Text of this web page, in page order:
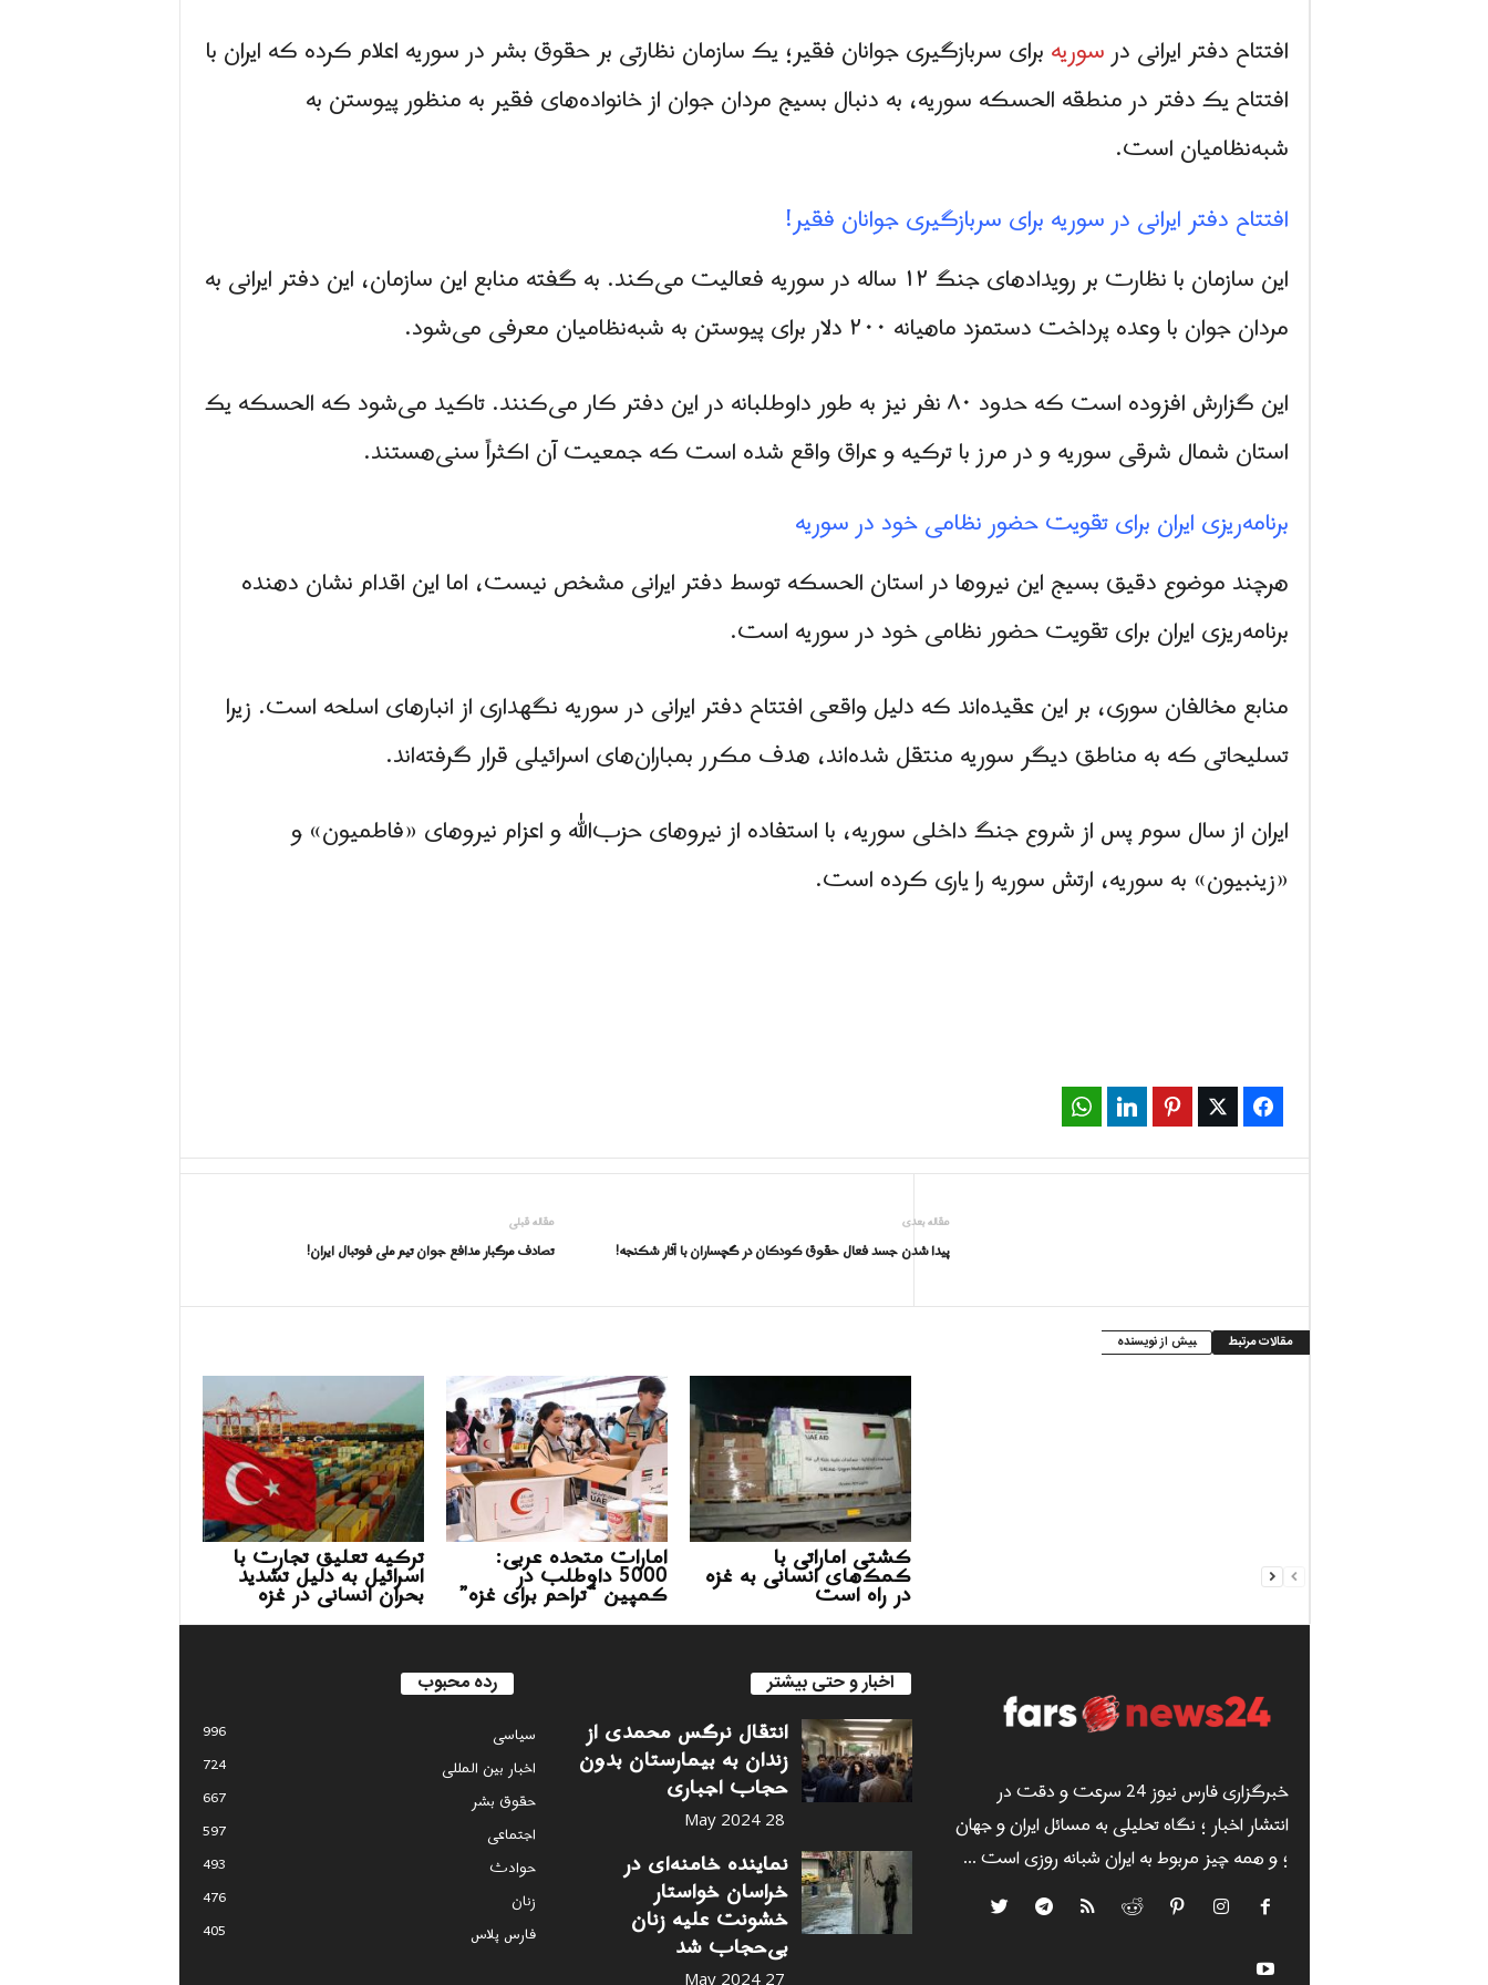
ر
2
4
افتتاح دفتر ایرانی درسوریهبرای سربازگیری جوانان فقیر؛ یک سازمان نظارتی بر حقوق بشر در سوریه اعلام کرده که ایران با
افتتاح یک دفتر در منطقه الحسکه سوریه، به دنبال بسیج مردان جوان از خانواده‌های فقیر به منظور پیوستن به
شبه‌نظامیان است.
افتتاح دفتر ایرانی در سوریه برای سربازگیری جوانان فقیر!
این سازمان با نظارت بر رویدادهای جنگ ۱۲ ساله در سوریه فعالیت می‌کند. به گفته منابع این سازمان، این دفتر ایرانی به
مردان جوان با وعده پرداخت دستمزد ماهیانه ۲۰۰ دلار برای پیوستن به شبه‌نظامیان معرفی می‌شود.
این گزارش افزوده است که حدود ۸۰ نفر نیز به طور داوطلبانه در این دفتر کار می‌کنند. تاکید می‌شود که الحسکه یک
استان شمال شرقی سوریه و در مرز با ترکیه و عراق واقع شده است که جمعیت آن اکثراً سنی‌هستند.
برنامه‌ریزی ایران برای تقویت حضور نظامی خود در سوریه
هرچند موضوع دقیق بسیج این نیروها در استان الحسکه توسط دفتر ایرانی مشخص نیست، اما این اقدام نشان دهنده
برنامه‌ریزی ایران برای تقویت حضور نظامی خود در سوریه است.
منابع مخالفان سوری، بر این عقیده‌اند که دلیل واقعی افتتاح دفتر ایرانی در سوریه نگهداری از انبارهای اسلحه است. زیرا
تسلیحاتی که به مناطق دیگر سوریه منتقل شده‌اند، هدف مکرر بمباران‌های اسرائیلی قرار گرفته‌اند.
ایران از سال سوم پس از شروع جنگ داخلی سوریه، با استفاده از نیروهای حزب‌الله و اعزام نیروهای «فاطمیون» و
«زینبیون» به سوریه، ارتش سوریه را یاری کرده است.
Facebook
Twitter
Pinterest
LinkedIn
مقاله قبلی
تصادف مرگبار مدافع جوان تیم ملی فوتبال ايران!
مقاله بعدی
پیدا شدن جسد فعال حقوق کودکان در گچساران با آثار شکنجه!
مقالات مرتبط بیش از نویسنده
ترکیه تعلیق تجارت با
اسرائیل به دلیل تشدید
بحران انسانی در غزه
امارات متحده عربی:
5000 داوطلب در
کمپین “تراحم برای غزه”
کشتی اماراتی با
کمک‌های انسانی به غزه
در راه است
خبرگزاری فارس نیوز 24 سرعت و دقت در
انتشار اخبار ؛ نگاه تحلیلی به مسائل ایران و جهان
؛ و همه چیز مربوط به ایران شبانه روزی است ...
اخبار و حتی بیشتر
انتقال نرگس محمدی از
زندان به بیمارستان بدون
حجاب اجباری
28 May 2024
نماینده خامنه‌ای در
خراسان خواستار
خشونت علیه زنان
بی‌حجاب شد
27 May 2024
رده محبوب
سياسى
996
اخبار بین المللی
724
حقوق بشر
667
اجتماعی
597
حوادث
493
زنان
476
فارس پلاس
405